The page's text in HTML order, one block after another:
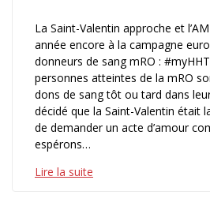
La Saint-Valentin approche et
année encore à la campagne
donneurs de sang mRO :
personnes atteintes de la mRO
dons de sang tôt ou tard dans
décidé que la Saint-Valentin était
de demander un acte d’amour
espérons…
Lire la suite